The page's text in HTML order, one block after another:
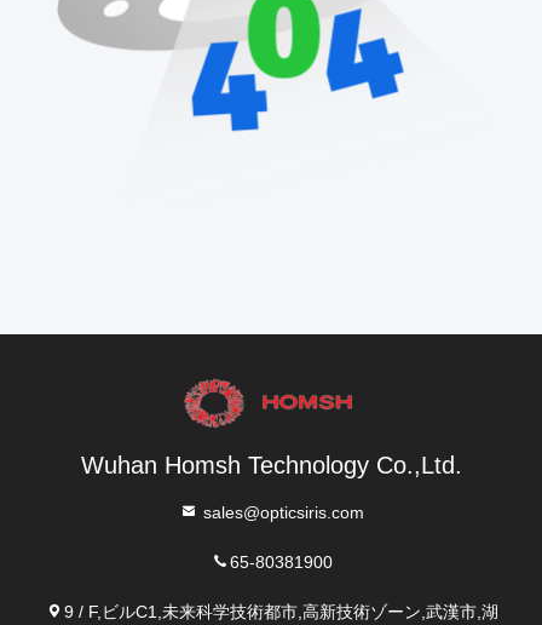
Wuhan Homsh Technology Co.,Ltd.
sales@opticsiris.com
65-80381900
9 / F,ビルC1,未来科学技術都市,高新技術ゾーン,武漢市,湖